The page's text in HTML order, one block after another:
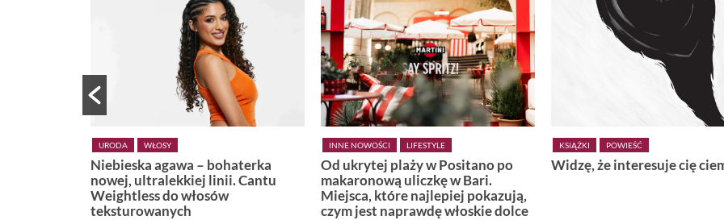
INNE NOWOŚCI
Od ukrytej plaży w Positano po
makaronową uliczkę w Bari.
Miejsca, które najlepiej pokazują,
czym jest naprawdę włoskie dolce
KSIĄŻKI POWIEŚĆ
Widzę, że interesuje cię ciemność
KSIĄŻKI POWIEŚĆ
Wiedźmy z Vardø